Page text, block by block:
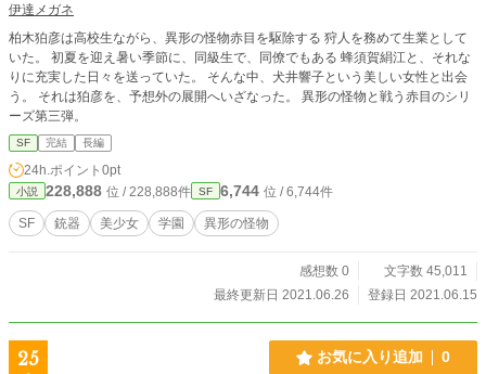
独と不安を誤魔化しながら必死で家中を調べた。 「お母さ
ん！ お父さん！ ねえ！ お願い！ 誰か！ 何
か答えてよ！」 真智はその場で泣き崩れてしまった。 「お夕
飯の準備終わっているのに 真智は帰り遅いですね～！」 「俺
さん～！ あたし、目の前にいるよ～！」 ◆とりあえず、先に
食べようか？◆ ◆駄目ですよ。 あなた真智に謝るんですよ
ね？ あの娘を待ちましょう◆ ◆あ、ああ……◆ 真智の声は
二人に届いてはいなかった。 真智が辺りを見渡すと、 食卓が
伊達メガネ
柏木狛彦は高校生ながら、異形の怪物赤目を駆除する 狩人を務めて生業として
いた。 初夏を迎え暑い季節に、同級生で、同僚でもある 蜂須賀絹江と、それな
りに充実した日々を送っていた。 そんな中、犬井響子という美しい女性と出会
う。 それは狛彦を、予想外の展開へいざなった。 異形の怪物と戦う赤目のシリ
ーズ第三弾。
SF 完結 長編
24h.ポイント 0pt
小説 228,888 位 / 228,888件 SF 6,744 位 / 6,744件
SF 銃器 美少女 学園 異形の怪物
感想数 0
文字数 45,011
最終更新日 2021.06.26
登録日 2021.06.15
25 お気に入り追加 0